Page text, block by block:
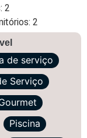
2
2
de serviço
Serviço
Piscina